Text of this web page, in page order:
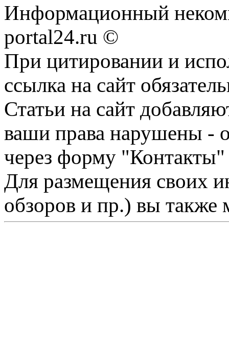
Информационный
portal24.ru ©
При цитировании и
ссылка на сайт
Статьи на сайт
ваши права нарушены -
через форму "Контакты"
Для размещения своих
обзоров и пр.) вы также